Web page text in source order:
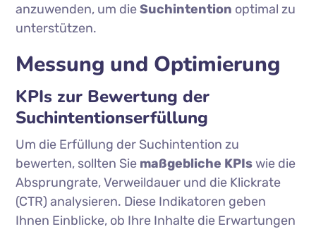
anzuwenden, um dieSuchintention optimal zu
unterstützen.
Messung und Optimierung
KPIs zur Bewertung der
Suchintentionserfüllung
Um die Erfüllung der Suchintention zu
bewerten, sollten Sie maßgebliche KPIswie die
Absprungrate, Verweildauer und die Klickrate
(CTR) analysieren. Diese Indikatoren geben
Ihnen Einblicke, ob Ihre Inhalte die Erwartungen